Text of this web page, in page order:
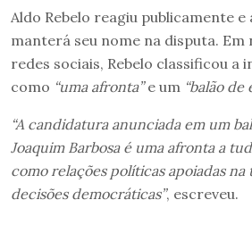
Aldo Rebelo reagiu publicamente
manterá seu nome na disputa. Em
redes sociais, Rebelo classificou a
como “uma afronta”e um “balão de
“A candidatura anunciada em um
Joaquim Barbosa é uma afronta a
como relações políticas apoiadas
decisões democráticas”, escreveu.